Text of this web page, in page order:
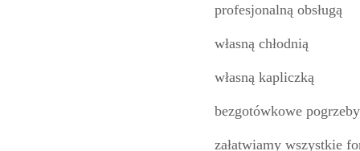
profesjonalną obsługą
własną chłodnią
własną kapliczką
bezgotówkowe pogrzeby
załatwiamy wszystkie